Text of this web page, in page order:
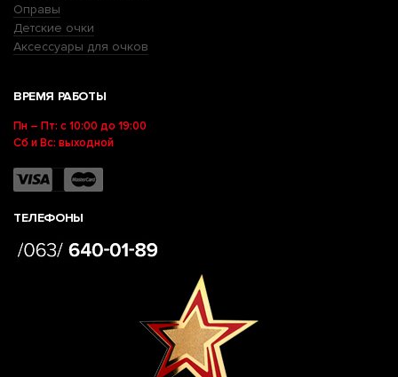
Оправы
Детские очки
Аксессуары для очков
ВРЕМЯ РАБОТЫ
Пн – Пт: с 10:00 до 19:00
Сб и Вс: выходной
ТЕЛЕФОНЫ